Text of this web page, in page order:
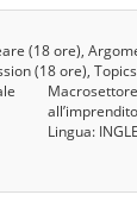
(18 ore),
(18 ore),
Lingua: